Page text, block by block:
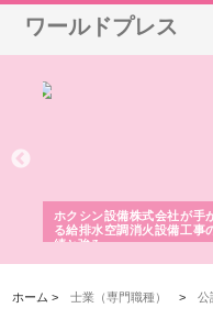
ワールドプレス
ホクシン設備株式会社が手
る給排水空調消火設備工事
績と強み
ホーム >士業（専門職種） >公